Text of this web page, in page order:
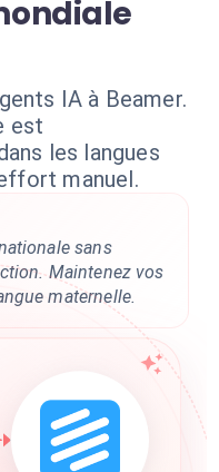
IA à Beamer.
est
les langues
manuel.
sans
Maintenez vos
maternelle.